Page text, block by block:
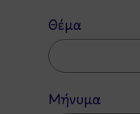
Θέμα
Μήνυμα